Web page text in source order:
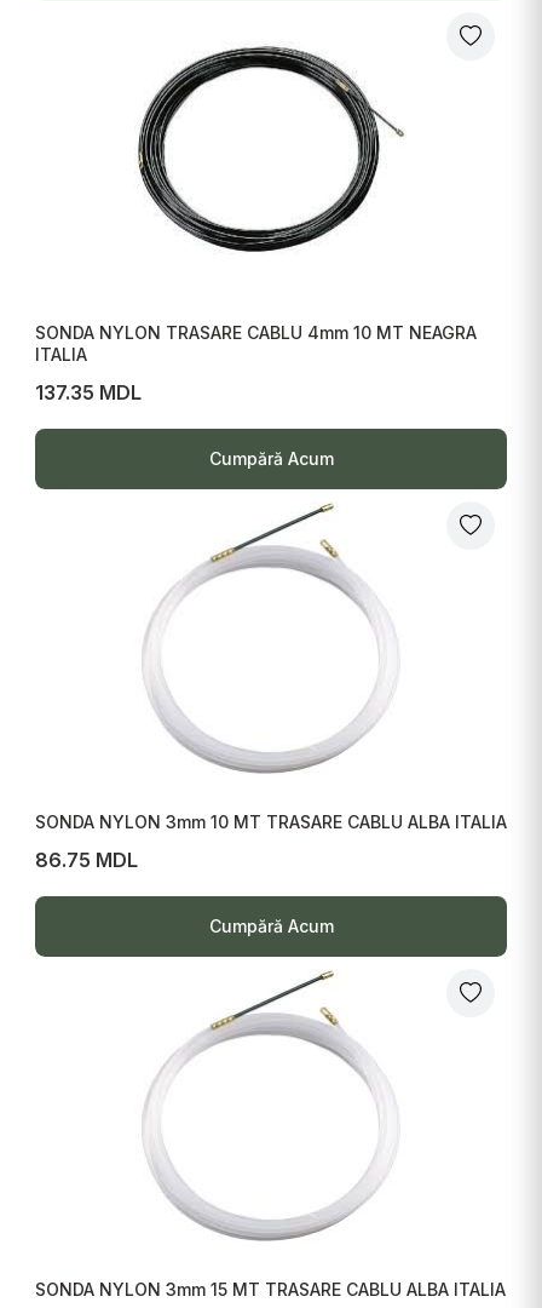
SONDA NYLON TRASARE CABLU 4mm 10 MT NEAGRA
ITALIA
137.35 MDL
Cumpără Acum
SONDA NYLON 3mm 10 MT TRASARE CABLU ALBA ITALIA
86.75 MDL
Cumpără Acum
SONDA NYLON 3mm 15 MT TRASARE CABLU ALBA ITALIA